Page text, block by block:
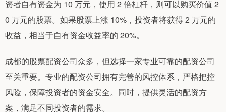
资者自有资金为 10 万元，使用 2 倍杠杆，则可以购买价值 2
0 万元的股票。如果股票上涨 10%，投资者将获得 2 万元的
收益，相当于自有资金收益率的 20%。
成都的股票配资公司众多，但选择一家专业可靠的配资公司
至关重要。专业的配资公司拥有完善的风控体系，严格把控
风险，保障投资者的资金安全。同时，提供灵活的配资方
案，满足不同投资者的需求。